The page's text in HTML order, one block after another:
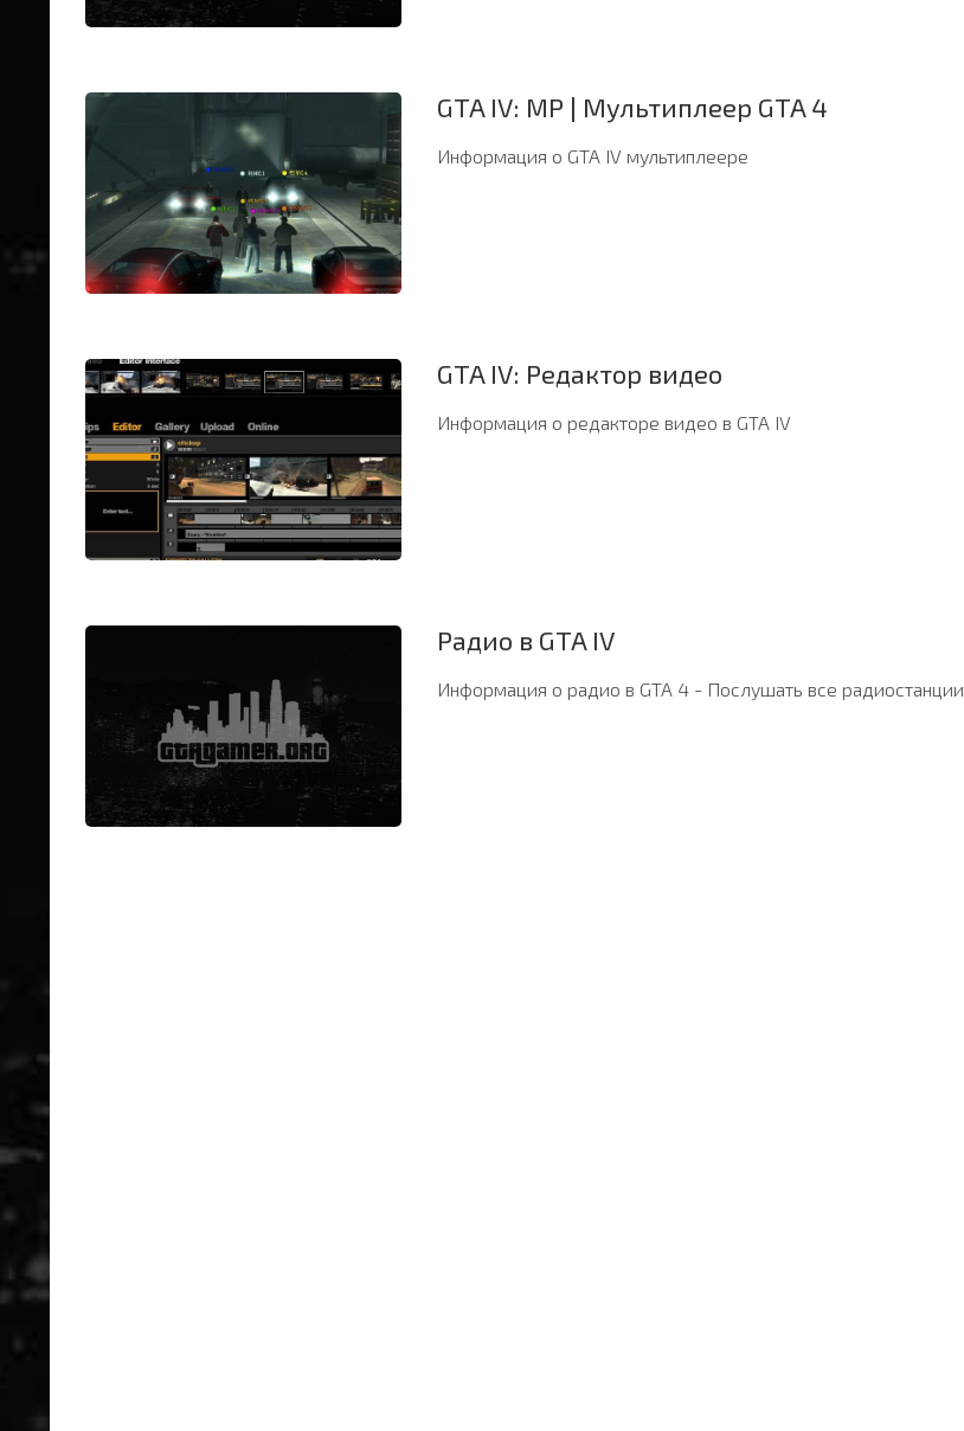
GTA IV: MP | Мультиплеер GTA 4
Информация о GTA IV мультиплеере
GTA IV: Редактор видео
Информация о редакторе видео в GTA IV
Радио в GTA IV
Информация о радио в GTA 4 - Послушать все радиостанции